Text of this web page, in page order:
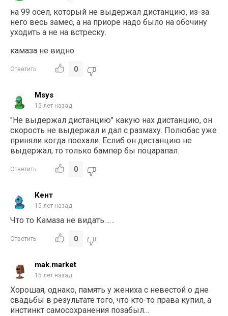
на 99 осел, который не выдержал дистанцию, из-за
него весь замес, а на приоре надо было на обочину
уходить а не на встреску.
камаза не видно
Ответить 0
Msys
15 лет назад
"Не выдержал дистанцию" какую нах дистанцию, он
скорость не выдержал и дал с размаху. Полюбас уже
приняли когда поехали. Еслиб он дистанцию не
выдержал, то только бампер бы поцарапал.
Ответить 0
Кент
15 лет назад
Что то Камаза не видать……
Ответить 0
mak.market
15 лет назад
Хорошая, однако, память у жениха с невестой о дне
свадьбы в результате того, что кто-то права купил, а
инстинкт самосохранения позабыл…